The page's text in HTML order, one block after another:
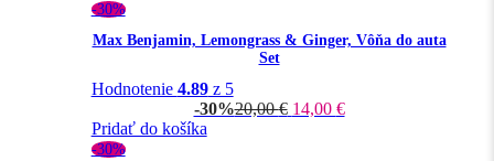
-30%
Max Benjamin, Lemongrass & Ginger, Vôňa do auta
Set
Hodnotenie 4.89z 5
-30%20,00€ 14,00 €
Pridať do košíka
-30%